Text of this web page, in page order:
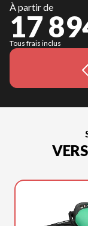
À partir de
17
Tous frais inclus